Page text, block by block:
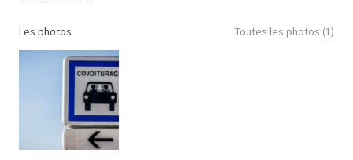
Les photos Toutes les photos (1)